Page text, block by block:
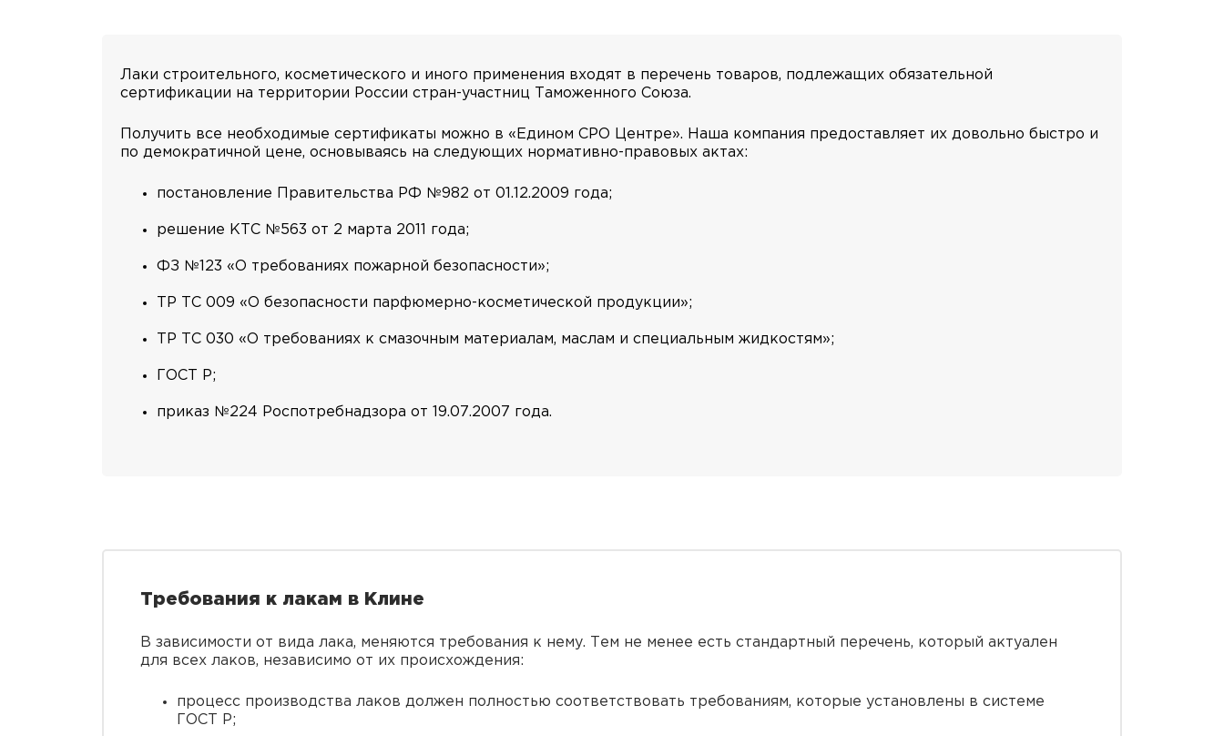
Лаки строительного, косметического и иного применения входят в перечень товаров, подлежащих обязательной
сертификации на территории России стран-участниц Таможенного Союза.
Получить все необходимые сертификаты можно в «Едином СРО Центре». Наша компания предоставляет их довольно быстро и
по демократичной цене, основываясь на следующих нормативно-правовых актах:
постановление Правительства РФ №982 от 01.12.2009 года;
решение КТС №563 от 2 марта 2011 года;
ФЗ №123 «О требованиях пожарной безопасности»;
ТР ТС 009 «О безопасности парфюмерно-косметической продукции»;
ТР ТС 030 «О требованиях к смазочным материалам, маслам и специальным жидкостям»;
ГОСТ Р;
приказ №224 Роспотребнадзора от 19.07.2007 года.
Требования к лакам в Клине
В зависимости от вида лака, меняются требования к нему. Тем не менее есть стандартный перечень, который актуален
для всех лаков, независимо от их происхождения:
процесс производства лаков должен полностью соответствовать требованиям, которые установлены в системе
ГОСТ Р;